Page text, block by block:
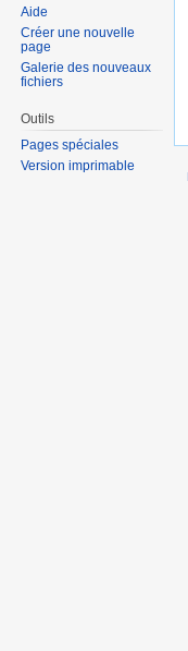
Aide
Créer une nouvelle
page
Galerie des nouveaux
fichiers
Outils
Pages spéciales
Version imprimable